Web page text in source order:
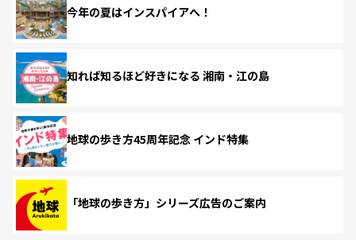
今年の夏はインスパイアへ！
知れば知るほど好きになる 湘南・江の島
地球の歩き方45周年記念 インド特集
「地球の歩き方」シリーズ広告のご案内